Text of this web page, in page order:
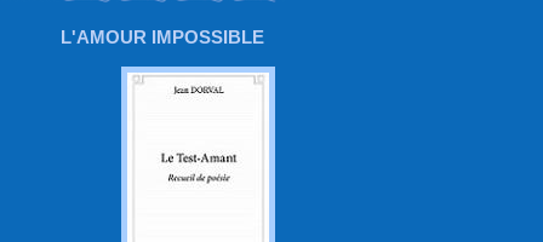
L'AMOUR IMPOSSIBLE